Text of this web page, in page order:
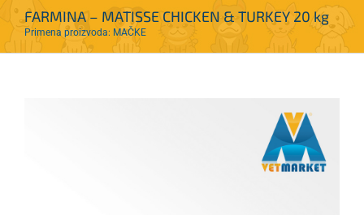
FARMINA – MATISSE CHICKEN & TURKEY 20 kg
Primena proizvoda: MAČKE